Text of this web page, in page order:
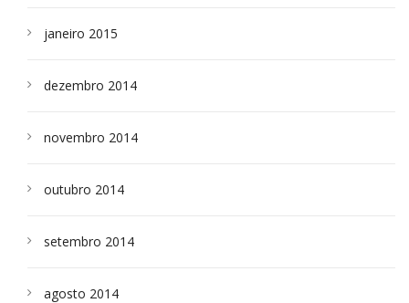
janeiro 2015
dezembro 2014
novembro 2014
outubro 2014
setembro 2014
agosto 2014